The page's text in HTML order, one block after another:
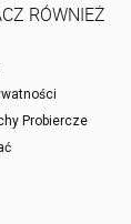
RÓWNIEŻ
Probiercze